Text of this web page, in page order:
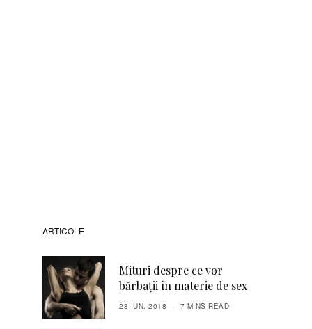
ARTICOLE
Mituri despre ce vor
bărbații în materie de sex
28 IUN. 2018 7 MINS READ